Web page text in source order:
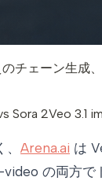
チェーン生
Sora 2Veo 3.1
Arena.ai は
の両方で